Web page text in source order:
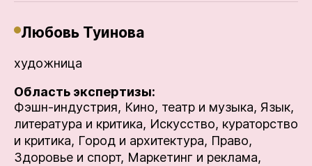
Любовь Туинова
художница
Область экспертизы:
Фэшн-индустрия, Кино, театр и музыка, Язык,
литература и критика, Искусство, кураторство
и критика, Город и архитектура, Право,
Здоровье и спорт, Маркетинг и реклама,